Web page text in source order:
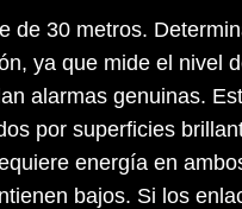
de 30 metros.
ya que mide el nivel
alarmas genuinas.
por superficies
energía en
bajos. Si los